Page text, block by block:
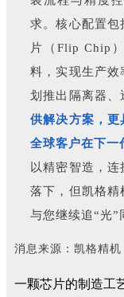
求。核心配置包
片（Flip Chip
料，实现生产效
划推出隔离器、
供解决方案，更
全球客户在下一
以精密智造，
落下，但凯格精
与您继续追“光”
消息来源：凯格精机
一颗芯片的制造工